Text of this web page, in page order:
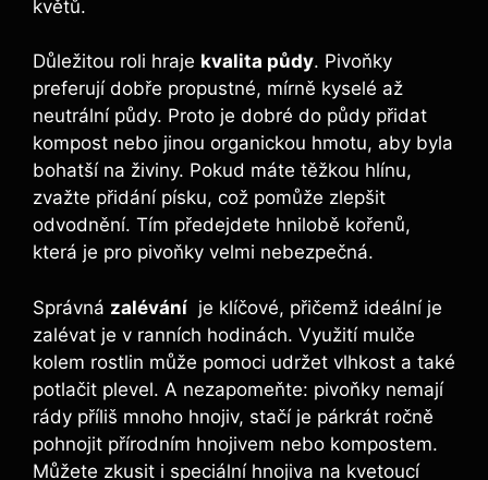
‍květů.
Důležitou roli hraje kvalita‌ půdy. Pivoňky
preferují dobře ⁢propustné, mírně kyselé až‌
neutrální půdy. Proto je dobré do půdy‍ přidat
kompost nebo jinou organickou hmotu, aby ‌byla
bohatší na živiny. Pokud máte ⁤těžkou hlínu,
zvažte přidání písku, což pomůže ‌zlepšit‍
odvodnění. Tím předejdete hnilobě kořenů,
která je pro pivoňky velmi nebezpečná.
Správná zalévání ⁤ je klíčové, přičemž ideální je‌
zalévat ⁣je v ranních⁣ hodinách. Využití mulče
kolem‌ rostlin může‌ pomoci udržet ⁤vlhkost a také
potlačit plevel. A nezapomeňte: pivoňky nemají
rády příliš mnoho hnojiv, stačí je párkrát ročně‍
pohnojit přírodním hnojivem nebo kompostem.
Můžete zkusit i speciální hnojiva‌ na kvetoucí